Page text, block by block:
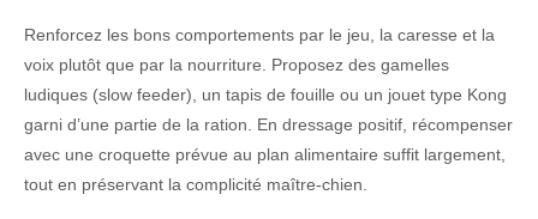
Renforcez les bons comportements par le jeu, la caresse et la
voix plutôt que par la nourriture. Proposez des gamelles
ludiques (slow feeder), un tapis de fouille ou un jouet type Kong
garni d’une partie de la ration. En dressage positif, récompenser
avec une croquette prévue au plan alimentaire suffit largement,
tout en préservant la complicité maître-chien.